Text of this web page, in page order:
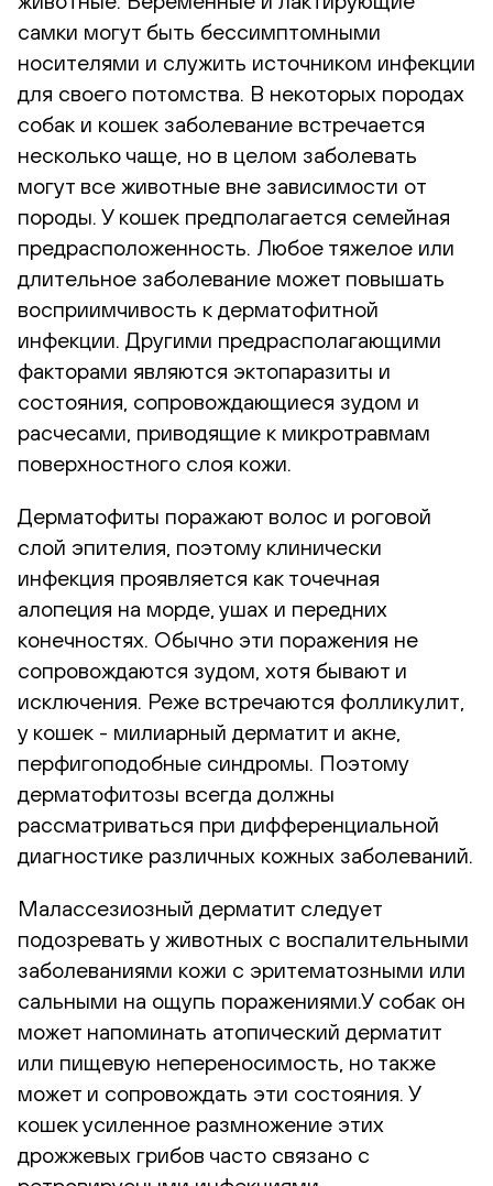
самки могут быть бессимптомными
носителями и служить источником инфекции
для своего потомства. В некоторых породах
собак и кошек заболевание встречается
несколько чаще, но в целом заболевать
могут все животные вне зависимости от
породы. У кошек предполагается семейная
предрасположенность. Любое тяжелое или
длительное заболевание может повышать
восприимчивость к дерматофитной
инфекции. Другими предрасполагающими
факторами являются эктопаразиты и
состояния, сопровождающиеся зудом и
расчесами, приводящие к микротравмам
поверхностного слоя кожи.
Дерматофиты поражают волос и роговой
слой эпителия, поэтому клинически
инфекция проявляется как точечная
алопеция на морде, ушах и передних
конечностях. Обычно эти поражения не
сопровождаются зудом, хотя бывают и
исключения. Реже встречаются фолликулит,
у кошек - милиарный дерматит и акне,
перфигоподобные синдромы. Поэтому
дерматофитозы всегда должны
рассматриваться при дифференциальной
диагностике различных кожных заболеваний.
Малассезиозный дерматит следует
подозревать у животных с воспалительными
заболеваниями кожи с эритематозными или
сальными на ощупь поражениями.У собак он
может напоминать атопический дерматит
или пищевую непереносимость, но также
может и сопровождать эти состояния. У
кошек усиленное размножение этих
дрожжевых грибов часто связано с